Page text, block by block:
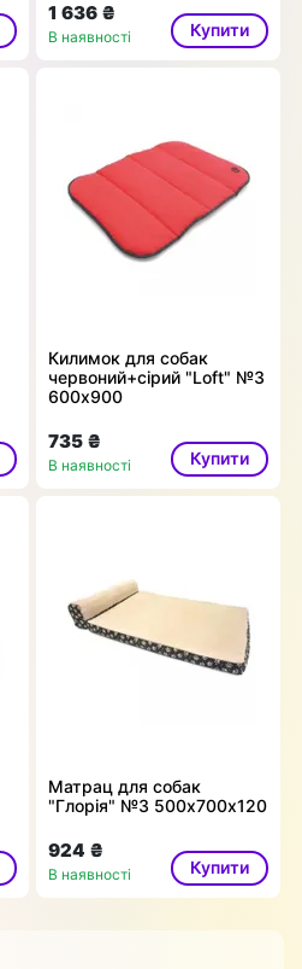
1 636 ₴
В наявності Купити
Килимок для собак
червоний+сірий "Loft" №3
600х900
735 ₴
В наявності Купити
Матрац для собак
"Глорія" №3 500х700х120
924 ₴
В наявності Купити